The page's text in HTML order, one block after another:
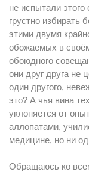
не испытали
грустно избирать
этими двумя
обожаемых в
обоюдного
они друг друга не
один другого,
это? А чья вина
уклоняется от
аллопатами,
медицине, но ни
Обращаюсь ко